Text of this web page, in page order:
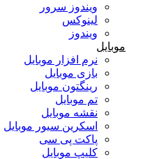
ویندوز سرور
لینوکس
ویندوز
موبایل
نرم افزار موبایل
بازی موبایل
رینگتون موبایل
تم موبایل
نقشه موبایل
اسکرین سیور موبایل
پاکت پی سی
کلیپ موبایل